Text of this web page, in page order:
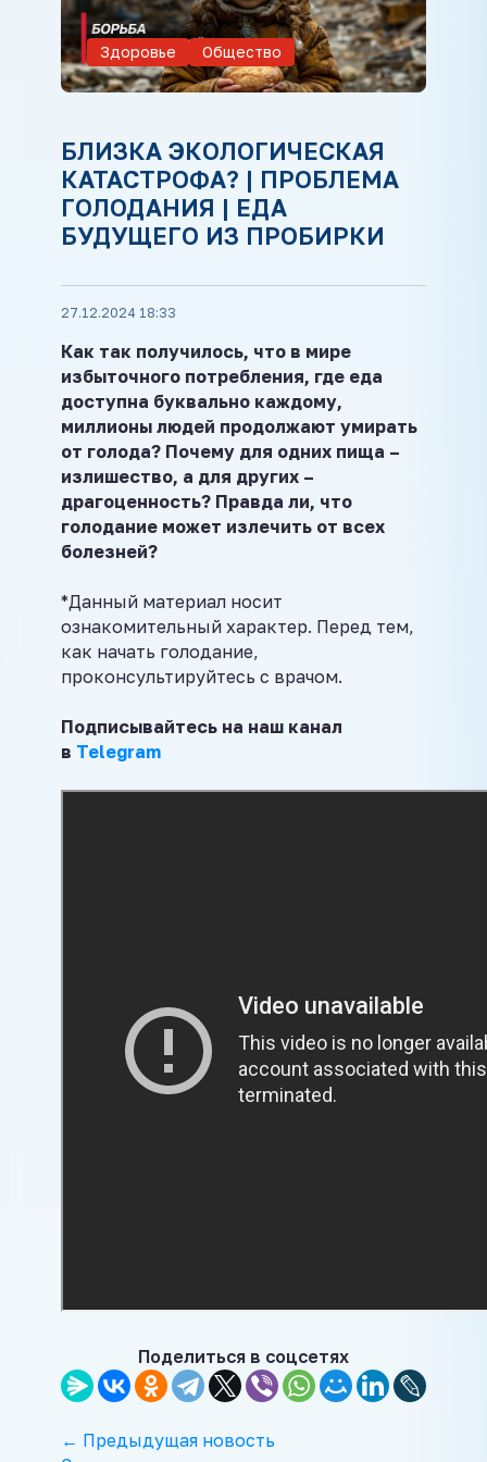
Здоровье Общество
БЛИЗКА ЭКОЛОГИЧЕСКАЯ
КАТАСТРОФА? | ПРОБЛЕМА
ГОЛОДАНИЯ | ЕДА
БУДУЩЕГО ИЗ ПРОБИРКИ
27.12.2024 18:33
Как так получилось, что в мире
избыточного потребления, где еда
доступна буквально каждому,
миллионы людей продолжают умирать
от голода? Почему для одних пища –
излишество, а для других –
драгоценность? Правда ли, что
голодание может излечить от всех
болезней?
*Данный материал носит
ознакомительный характер. Перед тем,
как начать голодание,
проконсультируйтесь с врачом.
Подписывайтесь на наш канал
в Telegram
Поделиться в соцсетях
← Предыдущая новость